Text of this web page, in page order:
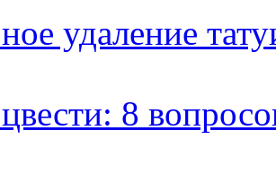
удаление
8